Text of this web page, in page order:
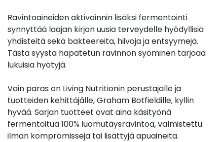
Ravintoaineiden aktivoinnin lisäksi fermentointi
synnyttää laajan kirjon uusia terveydelle hyödyllisiä
yhdisteitä sekä bakteereita, hiivoja ja entsyymejä.
Tästä syystä hapatetun ravinnon syöminen tarjoaa
lukuisia hyötyjä.
Vain paras on Living Nutritionin perustajalle ja
tuotteiden kehittäjälle, Graham Botfieldille, kyllin
hyvää. Sarjan tuotteet ovat aina käsityönä
fermentoitua 100% luomutäysravintoa, valmistettu
ilman kompromisseja tai lisättyjä apuaineita.